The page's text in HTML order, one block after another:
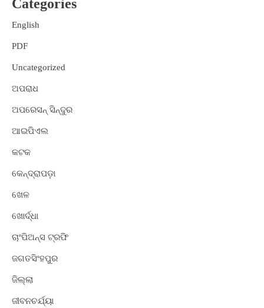
Categories
English
PDF
Uncategorized
ଅପରାଧ
ଅପରେସନ୍ ସିନ୍ଦୁର
ଆଇପିଏଲ
କଟକ
କେନ୍ଦ୍ରାପଡ଼ା
ଖେଳ
ଖୋର୍ଦ୍ଧା
ଚାଂପିଅନ୍ସ ଟ୍ରଫି
ଜଗତସିଂହପୁର
ଜିଲ୍ଲା
ଜୀବନଚର୍ଯ୍ୟା